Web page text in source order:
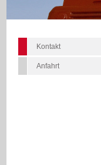
Kontakt
Anfahrt